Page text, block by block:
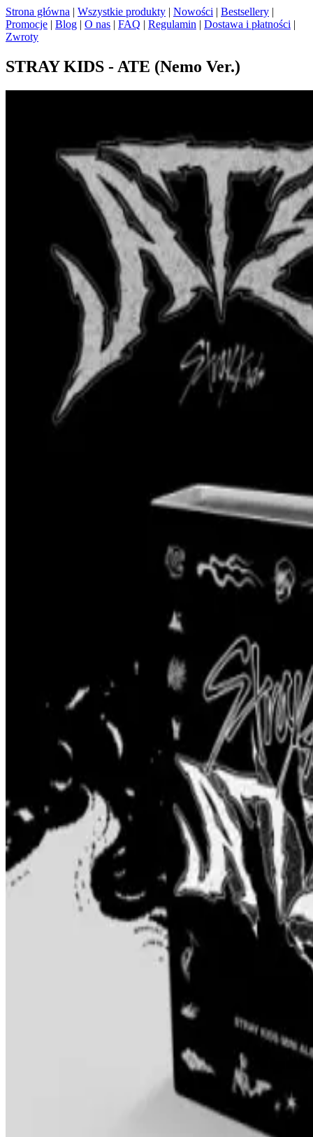
Strona główna | Wszystkie produkty | Nowości | Bestsellery |
Promocje | Blog | O nas | FAQ | Regulamin | Dostawa i płatności |
Zwroty
STRAY KIDS - ATE (Nemo Ver.)